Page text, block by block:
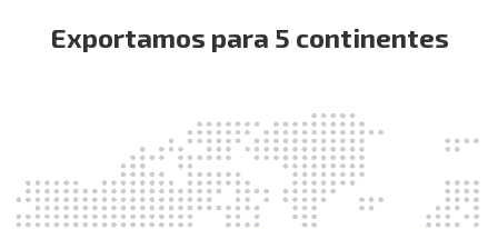
Exportamos para 5 continentes